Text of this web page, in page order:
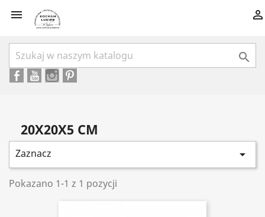
 

20X20X5 CM
Zaznacz 
Pokazano 1-1 z 1 pozycji